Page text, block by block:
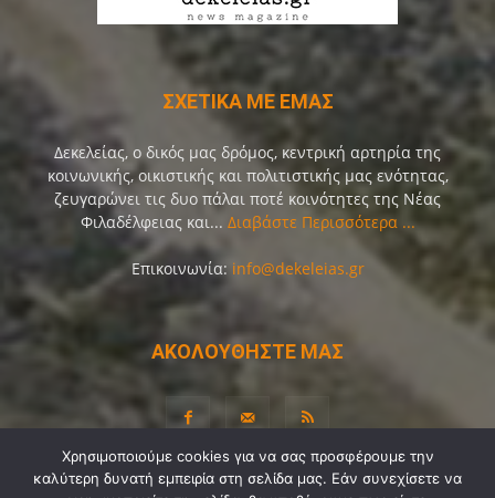
ΣΧΕΤΙΚΑ ΜΕ ΕΜΑΣ
Δεκελείας, ο δικός μας δρόμος, κεντρική αρτηρία της
κοινωνικής, οικιστικής και πολιτιστικής μας ενότητας,
ζευγαρώνει τις δυο πάλαι ποτέ κοινότητες της Νέας
Φιλαδέλφειας και... Διαβάστε Περισσότερα ...
Επικοινωνία: info@dekeleias.gr
ΑΚΟΛΟΥΘΗΣΤΕ ΜΑΣ
Χρησιμοποιούμε cookies για να σας προσφέρουμε την
καλύτερη δυνατή εμπειρία στη σελίδα μας. Εάν συνεχίσετε να